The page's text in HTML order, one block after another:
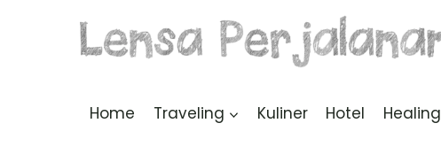
Home Traveling Kuliner Hotel Healing